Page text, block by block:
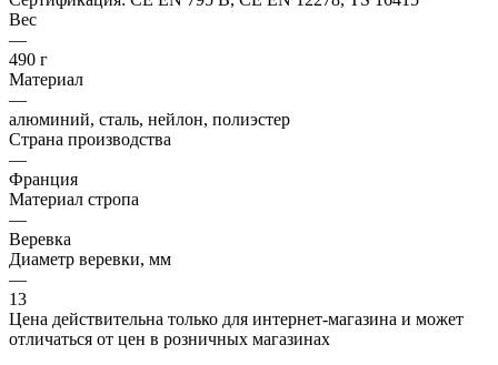
Вес
—
490 г
Материал
—
алюминий, сталь, нейлон, полиэстер
Страна производства
—
Франция
Материал стропа
—
Веревка
Диаметр веревки, мм
—
13
Цена действительна только для интернет-магазина и может
отличаться от цен в розничных магазинах